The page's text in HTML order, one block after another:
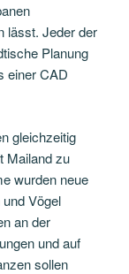
lässt. Jeder der
Planung
einer CAD
gleichzeitig
Mailand zu
wurden neue
Vögel
an der
und auf
sollen